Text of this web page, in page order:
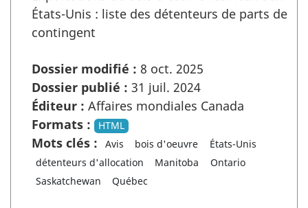
États-Unis : liste des détenteurs de parts de
contingent
Dossier modifié : 8 oct. 2025
Dossier publié : 31 juil. 2024
Éditeur : Affaires mondiales Canada
Formats :
HTML
Mots clés : Avis bois d'oeuvre
États-Unis
détenteurs d'allocation
Manitoba
Ontario
Saskatchewan
Québec